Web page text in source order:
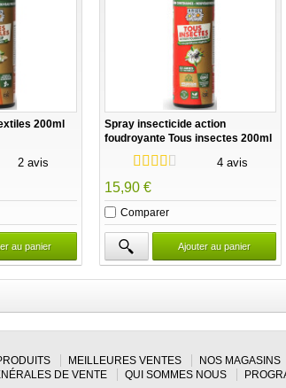
200ml
2 avis
au panier
Spray insecticide action
foudroyante Tous insectes 200ml
4 avis
15,90 €
Comparer
Ajouter au panier
MEILLEURES VENTES NOS MAGASINS
DE VENTE
QUI SOMMES NOUS